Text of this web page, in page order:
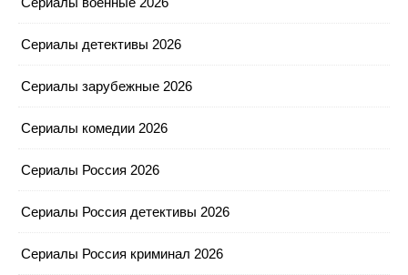
Сериалы детективы 2026
Сериалы зарубежные 2026
Сериалы комедии 2026
Сериалы Россия 2026
Сериалы Россия детективы 2026
Сериалы Россия криминал 2026